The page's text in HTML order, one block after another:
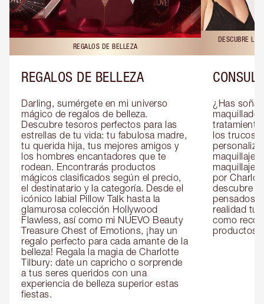
REGALOS DE BELLEZA
REGALOS DE BELLEZA
Darling, sumérgete en mi universo
mágico de regalos de belleza.
Descubre tesoros perfectos para las
estrellas de tu vida: tu fabulosa madre,
tu querida hija, tus mejores amigos y
los hombres encantadores que te
rodean. Encontrarás productos
mágicos clasificados según el precio,
el destinatario y la categoría. Desde el
icónico labial Pillow Talk hasta la
glamurosa colección Hollywood
Flawless, así como mi NUEVO Beauty
Treasure Chest of Emotions, ¡hay un
regalo perfecto para cada amante de la
belleza! Regala la magia de Charlotte
Tilbury: date un capricho o sorprende
a tus seres queridos con una
experiencia de belleza superior estas
fiestas.
DESCUBRE
¿Has
los
maquillaje
maquillaje
por
descubre
pensados
realidad
como
productos